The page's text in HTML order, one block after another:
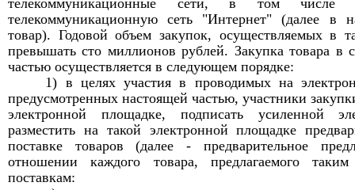
телекоммуникационные сети, в том числе
телекоммуникационную сеть "Интернет" (далее в
товар). Годовой объем закупок, осуществляемых в
превышать сто миллионов рублей. Закупка товара в
частью осуществляется в следующем порядке:
1) в целях участия в проводимых на
предусмотренных настоящей частью, участники
электронной площадке, подписать усиленной
разместить на такой электронной площадке
поставке товаров (далее - предварительное
отношении каждого товара, предлагаемого
поставкам: